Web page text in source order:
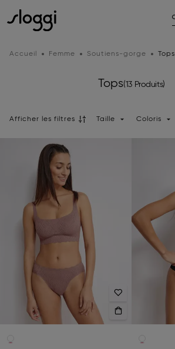
Accueil Femme Soutiens-gorge Tops
Tops(13 Produits)
Afficher les filtres Taille Coloris